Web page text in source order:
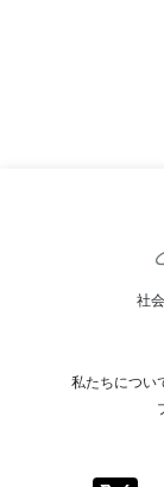
社
私たちについ